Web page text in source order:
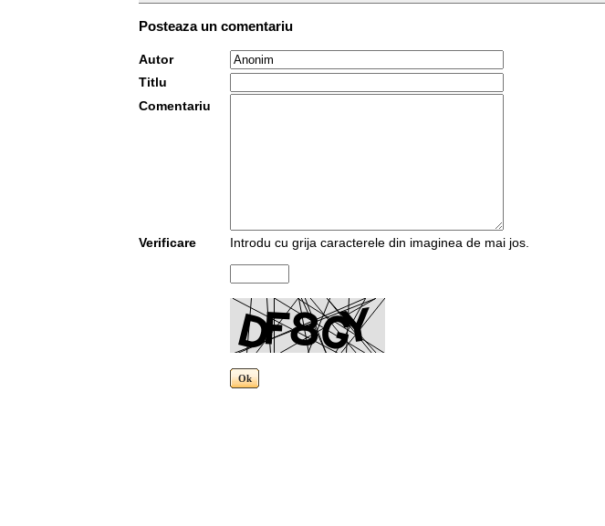
Posteaza un comentariu
Autor
Titlu
Comentariu
Verificare Introdu cu grija caracterele din imaginea de mai jos.